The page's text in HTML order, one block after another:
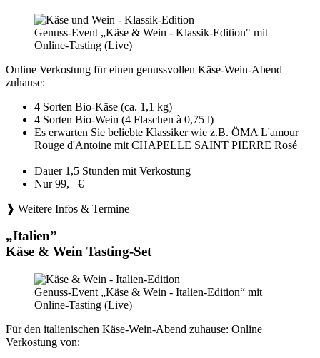
Genuss-Event „Käse & Wein - Klassik-Edition" mit
Online-Tasting (Live)
Online Verkostung für einen genussvollen Käse-Wein-Abend
zuhause:
4 Sorten Bio-Käse (ca. 1,1 kg)
4 Sorten Bio-Wein (4 Flaschen à 0,75 l)
Es erwarten Sie beliebte Klassiker wie z.B. ÖMA L'amour
Rouge d'Antoine mit CHAPELLE SAINT PIERRE Rosé
Dauer 1,5 Stunden mit Verkostung
Nur 99,– €
❱ Weitere Infos & Termine
„Italien”
Käse & Wein Tasting-Set
Genuss-Event „Käse & Wein - Italien-Edition“ mit
Online-Tasting (Live)
Für den italienischen Käse-Wein-Abend zuhause: Online
Verkostung von: